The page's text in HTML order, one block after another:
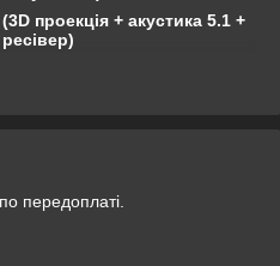
(3D проекція + акустика 5.1 +
ресівер)
передоплаті.